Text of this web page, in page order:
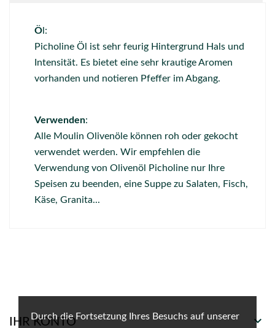
Durch die Fortsetzung Ihres Besuchs auf unserer
Ö l:
Picholine Öl ist sehr feurig Hintergrund Hals und
Intensität. Es bietet eine sehr krautige Aromen
vorhanden und notieren Pfeffer im Abgang.
Verwenden:
Alle Moulin Olivenöle können roh oder gekocht
verwendet werden. Wir empfehlen die
Verwendung von Olivenöl Picholine nur Ihre
Speisen zu beenden, eine Suppe zu Salaten, Fisch,
Käse, Granita...
IHR KONTO 